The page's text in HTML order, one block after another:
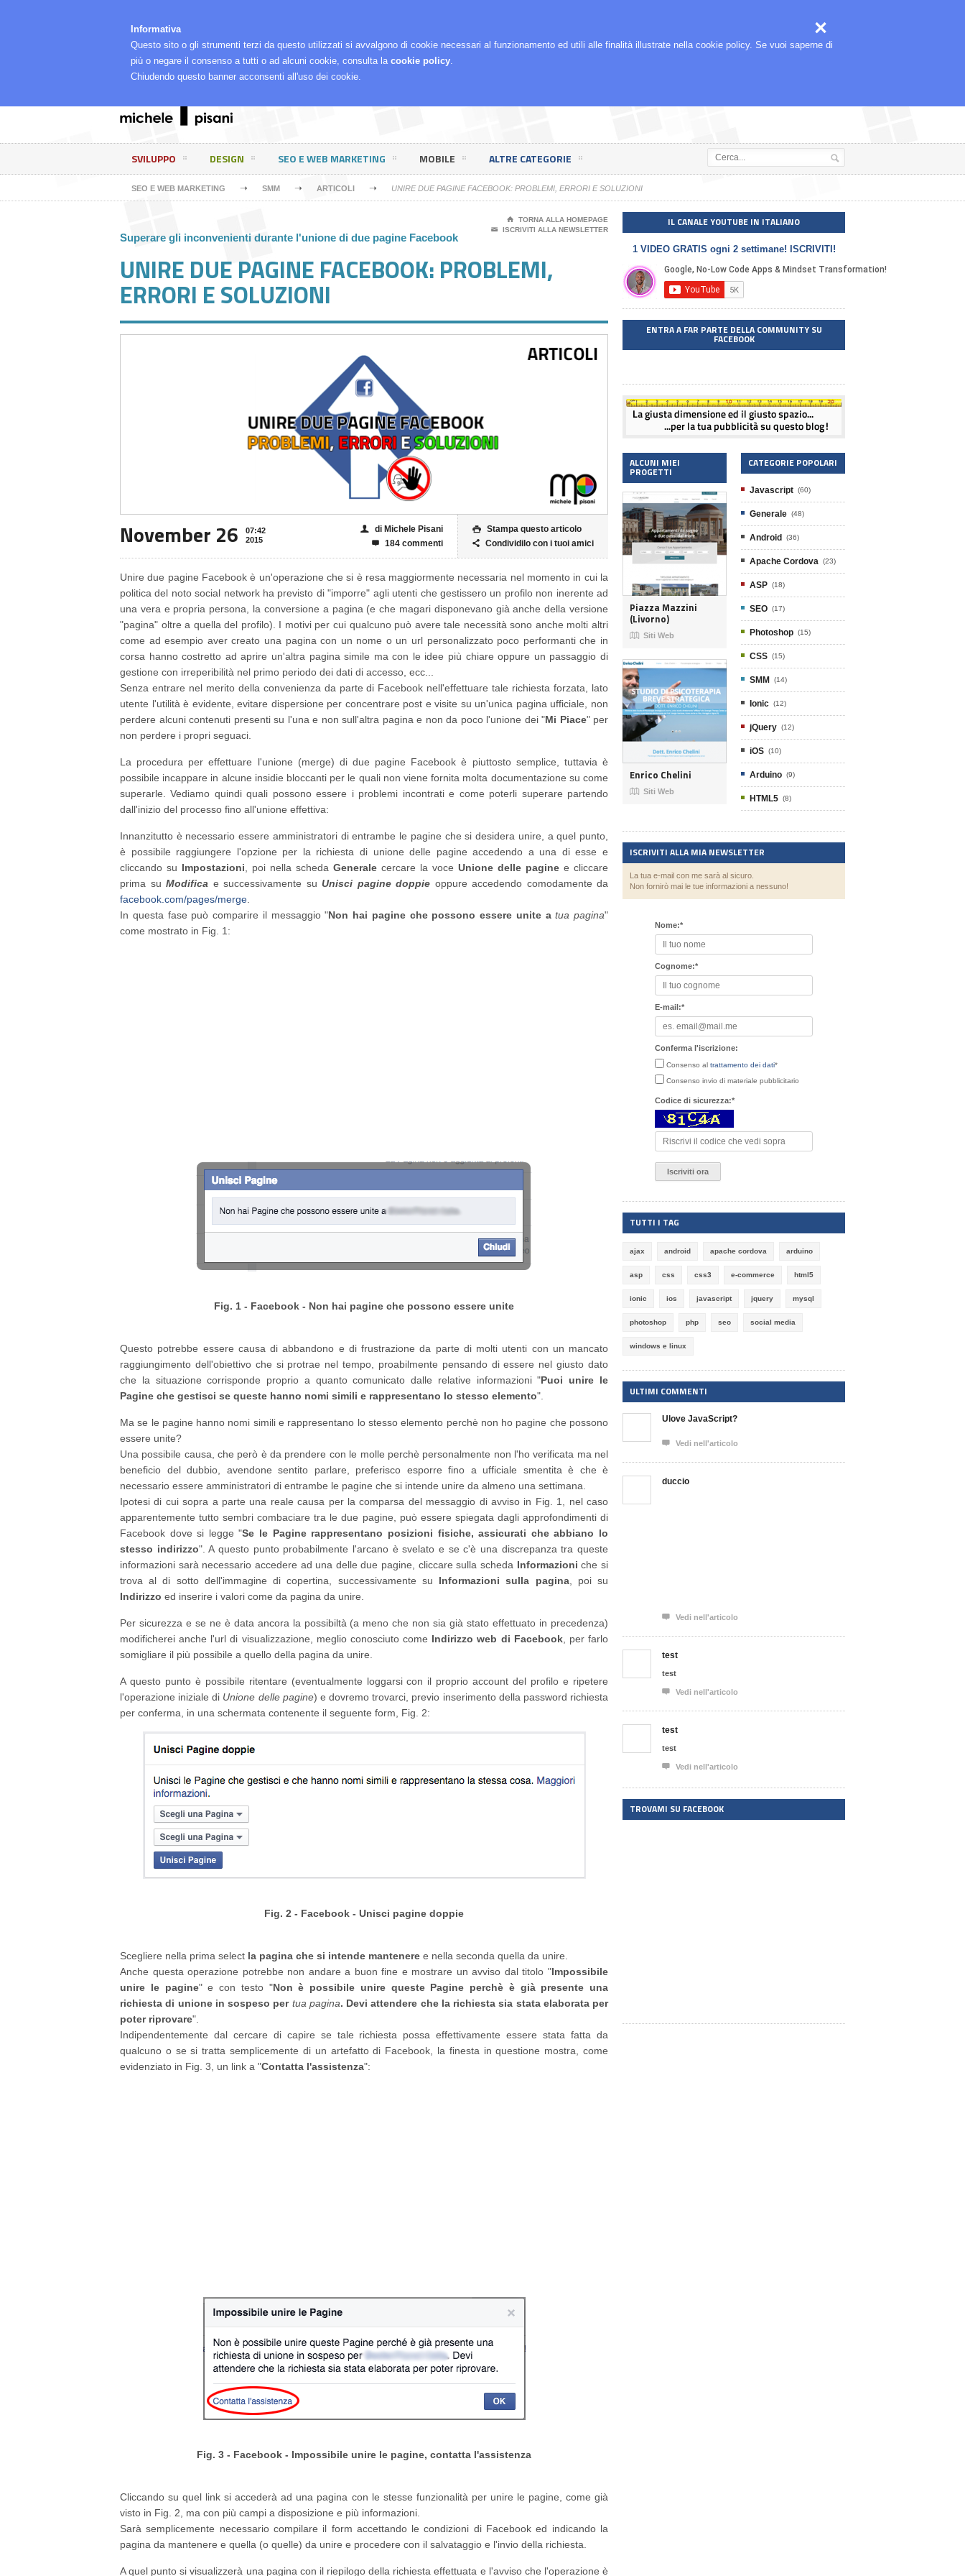
Informativa
Questo sito o gli strumenti terzi da questo utilizzati si avvalgono di cookie necessari al funzionamento ed utili alle finalità illustrate nella cookie policy. Se vuoi saperne di
più o negare il consenso a tutti o ad alcuni cookie, consulta la cookie policy.
Chiudendo questo banner acconsenti all'uso dei cookie.
SVILUPPO DESIGN SEO E WEB MARKETING MOBILE ALTRE CATEGORIE
SEO E WEB MARKETING ➝ SMM ➝ ARTICOLI ➝ UNIRE DUE PAGINE FACEBOOK: PROBLEMI, ERRORI E SOLUZIONI
⌂
TORNA ALLA HOMEPAGE
✉
ISCRIVITI ALLA NEWSLETTER
Superare gli inconvenienti durante l'unione di due pagine Facebook
UNIRE DUE PAGINE FACEBOOK: PROBLEMI,
ERRORI E SOLUZIONI
November 26
07:42
2015
 Stampa questo articolo
 Condividilo con i tuoi amici
👤 di Michele Pisani
 184 commenti
Unire due pagine Facebook è un'operazione che si è resa maggiormente necessaria nel momento in cui la
politica del noto social network ha previsto di "imporre" agli utenti che gestissero un profilo non inerente ad
una vera e propria persona, la conversione a pagina (e che magari disponevano già anche della versione
"pagina" oltre a quella del profilo). I motivi per cui qualcuno può avere tale necessità sono anche molti altri
come ad esempio aver creato una pagina con un nome o un url personalizzato poco performanti che in
corsa hanno costretto ad aprire un'altra pagina simile ma con le idee più chiare oppure un passaggio di
gestione con irreperibilità nel primo periodo dei dati di accesso, ecc...
Senza entrare nel merito della convenienza da parte di Facebook nell'effettuare tale richiesta forzata, lato
utente l'utilità è evidente, evitare dispersione per concentrare post e visite su un'unica pagina ufficiale, non
perdere alcuni contenuti presenti su l'una e non sull'altra pagina e non da poco l'unione dei "Mi Piace" per
non perdere i propri seguaci.
La procedura per effettuare l'unione (merge) di due pagine Facebook è piuttosto semplice, tuttavia è
possibile incappare in alcune insidie bloccanti per le quali non viene fornita molta documentazione su come
superarle. Vediamo quindi quali possono essere i problemi incontrati e come poterli superare partendo
dall'inizio del processo fino all'unione effettiva:
Innanzitutto è necessario essere amministratori di entrambe le pagine che si desidera unire, a quel punto,
è possibile raggiungere l'opzione per la richiesta di unione delle pagine accedendo a una di esse e
cliccando su Impostazioni, poi nella scheda Generale cercare la voce Unione delle pagine e cliccare
prima su Modifica e successivamente su Unisci pagine doppie oppure accedendo comodamente da
facebook.com/pages/merge.
In questa fase può comparire il messaggio "Non hai pagine che possono essere unite atua pagina"
come mostrato in Fig. 1:
Fig. 1 - Facebook - Non hai pagine che possono essere unite
Questo potrebbe essere causa di abbandono e di frustrazione da parte di molti utenti con un mancato
raggiungimento dell'obiettivo che si protrae nel tempo, proabilmente pensando di essere nel giusto dato
che la situazione corrisponde proprio a quanto comunicato dalle relative informazioni "Puoi unire le
Pagine che gestisci se queste hanno nomi simili e rappresentano lo stesso elemento".
Ma se le pagine hanno nomi simili e rappresentano lo stesso elemento perchè non ho pagine che possono
essere unite?
Una possibile causa, che però è da prendere con le molle perchè personalmente non l'ho verificata ma nel
beneficio del dubbio, avendone sentito parlare, preferisco esporre fino a ufficiale smentita è che è
necessario essere amministratori di entrambe le pagine che si intende unire da almeno una settimana.
Ipotesi di cui sopra a parte una reale causa per la comparsa del messaggio di avviso in Fig. 1, nel caso
apparentemente tutto sembri combaciare tra le due pagine, può essere spiegata dagli approfondimenti di
Facebook dove si legge "Se le Pagine rappresentano posizioni fisiche, assicurati che abbiano lo
stesso indirizzo". A questo punto probabilmente l'arcano è svelato e se c'è una discrepanza tra queste
informazioni sarà necessario accedere ad una delle due pagine, cliccare sulla scheda Informazioni che si
trova al di sotto dell'immagine di copertina, successivamente su Informazioni sulla pagina, poi su
Indirizzo ed inserire i valori come da pagina da unire.
Per sicurezza e se ne è data ancora la possibiltà (a meno che non sia già stato effettuato in precedenza)
modificherei anche l'url di visualizzazione, meglio conosciuto come Indirizzo web di Facebook, per farlo
somigliare il più possibile a quello della pagina da unire.
A questo punto è possibile ritentare (eventualmente loggarsi con il proprio account del profilo e ripetere
l'operazione iniziale di Unione delle pagine) e dovremo trovarci, previo inserimento della password richiesta
per conferma, in una schermata contenente il seguente form, Fig. 2:
Fig. 2 - Facebook - Unisci pagine doppie
Scegliere nella prima select la pagina che si intende mantenere e nella seconda quella da unire.
Anche questa operazione potrebbe non andare a buon fine e mostrare un avviso dal titolo "Impossibile
unire le pagine" e con testo "Non è possibile unire queste Pagine perchè è già presente una
richiesta di unione in sospeso per tua pagina. Devi attendere che la richiesta sia stata elaborata per
poter riprovare".
Indipendentemente dal cercare di capire se tale richiesta possa effettivamente essere stata fatta da
qualcuno o se si tratta semplicemente di un artefatto di Facebook, la finesta in questione mostra, come
evidenziato in Fig. 3, un link a "Contatta l'assistenza":
Fig. 3 - Facebook - Impossibile unire le pagine, contatta l'assistenza
Cliccando su quel link si accederà ad una pagina con le stesse funzionalità per unire le pagine, come già
visto in Fig. 2, ma con più campi a disposizione e più informazioni.
Sarà semplicemente necessario compilare il form accettando le condizioni di Facebook ed indicando la
pagina da mantenere e quella (o quelle) da unire e procedere con il salvataggio e l'invio della richiesta.
A quel punto si visualizzerà una pagina con il riepilogo della richiesta effettuata e l'avviso che l'operazione è
IL CANALE YOUTUBE IN ITALIANO
1 VIDEO GRATIS ogni 2 settimane! ISCRIVITI!
ENTRA A FAR PARTE DELLA COMMUNITY SU
FACEBOOK
ALCUNI MIEI
PROGETTI
Piazza Mazzini
(Livorno)
 Siti Web
Enrico Chelini
 Siti Web
CATEGORIE POPOLARI
Javascript (60)
Generale (48)
Android (36)
Apache Cordova (23)
ASP (18)
SEO (17)
Photoshop (15)
CSS (15)
SMM (14)
Ionic (12)
jQuery (12)
iOS (10)
Arduino (9)
HTML5 (8)
ISCRIVITI ALLA MIA NEWSLETTER
La tua e-mail con me sarà al sicuro.
Non fornirò mai le tue informazioni a nessuno!
Nome:*
Cognome:*
E-mail:*
Conferma l'iscrizione:
Consenso al trattamento dei dati*
Consenso invio di materiale pubblicitario
Codice di sicurezza:*
TUTTI I TAG
ajax android apache cordova arduino
asp css css3 e-commerce html5
ionic ios javascript jquery mysql
photoshop php seo social media
windows e linux
ULTIMI COMMENTI
Ulove JavaScript?
 Vedi nell'articolo
duccio
 Vedi nell'articolo
test
test
 Vedi nell'articolo
test
test
 Vedi nell'articolo
TROVAMI SU FACEBOOK